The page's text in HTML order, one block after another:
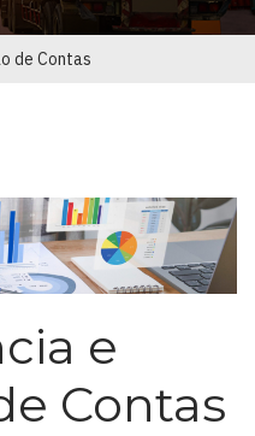
de Contas
e
Contas